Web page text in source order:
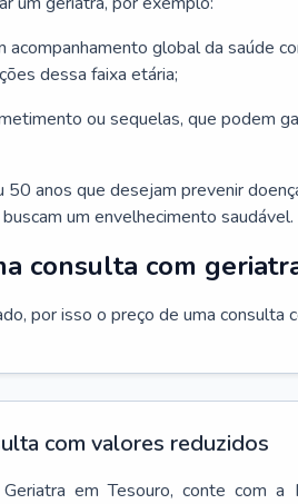
global da saúde
dessa faixa etária;
ou sequelas, que podem
anos que desejam prevenir
um envelhecimento saudável.
consulta com
por isso o preço de uma consulta
com valores reduzidos
Geriatra em Tesouro, conte com a